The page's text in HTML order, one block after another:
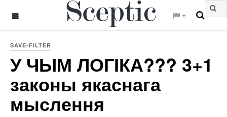
OFF CANVAS
SAVE-FILTER
У ЧЫМ ЛОГІКА??? 3+1
законы якаснага
мыслення